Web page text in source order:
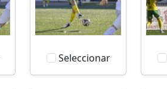
Seleccionar